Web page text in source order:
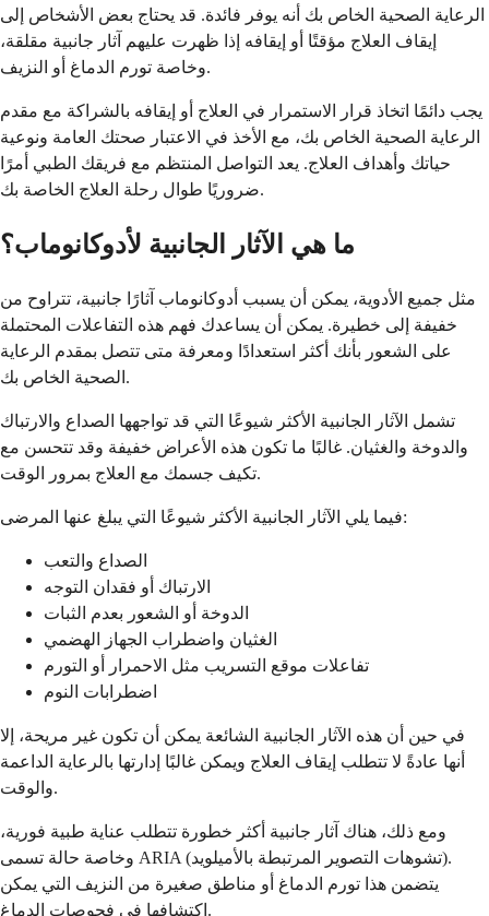
الرعاية الصحية الخاص بك أنه يوفر فائدة. قد يحتاج بعض الأشخاص إلى
إيقاف العلاج مؤقتًا أو إيقافه إذا ظهرت عليهم آثار جانبية مقلقة،
وخاصة تورم الدماغ أو النزيف.
يجب دائمًا اتخاذ قرار الاستمرار في العلاج أو إيقافه بالشراكة مع مقدم
الرعاية الصحية الخاص بك، مع الأخذ في الاعتبار صحتك العامة ونوعية
حياتك وأهداف العلاج. يعد التواصل المنتظم مع فريقك الطبي أمرًا
ضروريًا طوال رحلة العلاج الخاصة بك.
ما هي الآثار الجانبية لأدوكانوماب؟
مثل جميع الأدوية، يمكن أن يسبب أدوكانوماب آثارًا جانبية، تتراوح من
خفيفة إلى خطيرة. يمكن أن يساعدك فهم هذه التفاعلات المحتملة
على الشعور بأنك أكثر استعدادًا ومعرفة متى تتصل بمقدم الرعاية
الصحية الخاص بك.
تشمل الآثار الجانبية الأكثر شيوعًا التي قد تواجهها الصداع والارتباك
والدوخة والغثيان. غالبًا ما تكون هذه الأعراض خفيفة وقد تتحسن مع
تكيف جسمك مع العلاج بمرور الوقت.
فيما يلي الآثار الجانبية الأكثر شيوعًا التي يبلغ عنها المرضى:
الصداع والتعب
الارتباك أو فقدان التوجه
الدوخة أو الشعور بعدم الثبات
الغثيان واضطراب الجهاز الهضمي
تفاعلات موقع التسريب مثل الاحمرار أو التورم
اضطرابات النوم
في حين أن هذه الآثار الجانبية الشائعة يمكن أن تكون غير مريحة، إلا
أنها عادةً لا تتطلب إيقاف العلاج ويمكن غالبًا إدارتها بالرعاية الداعمة
والوقت.
ومع ذلك، هناك آثار جانبية أكثر خطورة تتطلب عناية طبية فورية،
وخاصة حالة تسمى ARIA (تشوهات التصوير المرتبطة بالأميلويد).
يتضمن هذا تورم الدماغ أو مناطق صغيرة من النزيف التي يمكن
اكتشافها في فحوصات الدماغ.